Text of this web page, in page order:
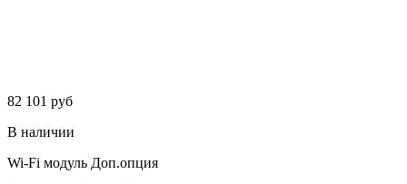
82 101 руб
В наличии
Wi-Fi модуль Доп.опция